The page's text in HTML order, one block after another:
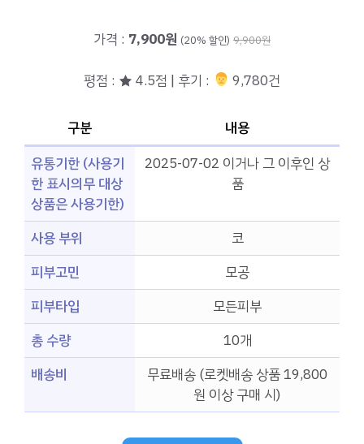
가격 : 7,900원 (20% 할인) 9,900원
평점 : ★ 4.5점 | 후기 : ‍‍ 9,780건
구분
내용
유통기한 (사용기
한 표시의무 대상
상품은 사용기한)
2025-07-02 이거나 그 이후인 상
품
사용 부위
코
피부고민
모공
피부타입
모든피부
총 수량
10개
배송비
무료배송 (로켓배송 상품 19,800
원 이상 구매 시)